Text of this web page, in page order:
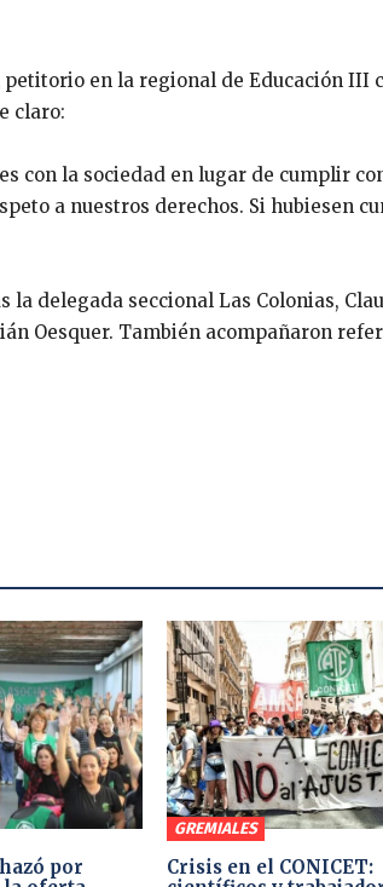
en la regional de Educación III
claro:
con la sociedad en lugar de cumplir
a nuestros derechos. Si hubiesen
delegada seccional Las Colonias,
Oesquer. También acompañaron
por
GREMIALES
Crisis en el CONICET: